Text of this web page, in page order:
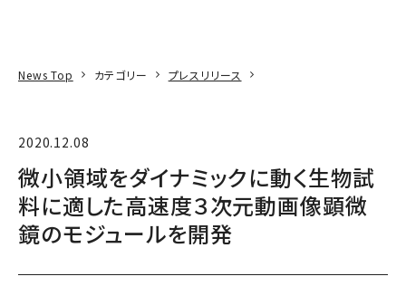
News Top カテゴリー プレスリリース
2020.12.08
微小領域をダイナミックに動く生物試
料に適した高速度３次元動画像顕微
鏡のモジュールを開発